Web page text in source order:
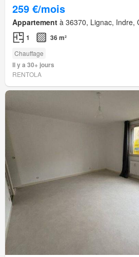
259 €/mois
Appartement à 36370, Lignac, Indre,
1 36 m²
Chauffage
Il y a 30+ jours
RENTOLA